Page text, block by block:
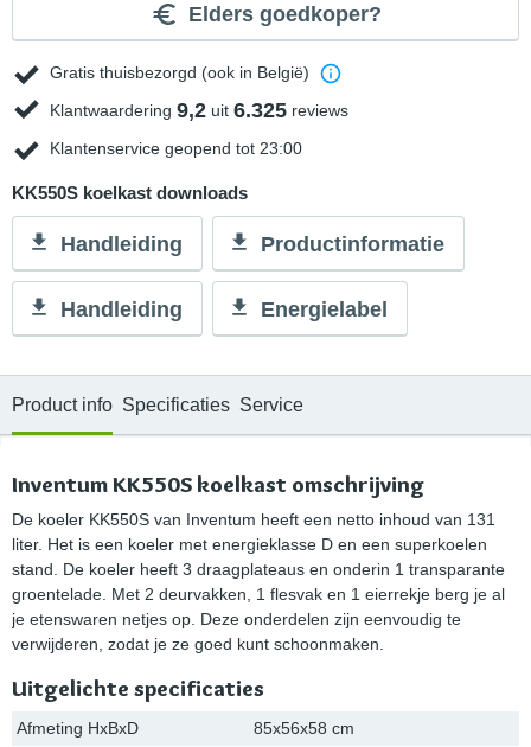
Elders goedkoper?
Gratis thuisbezorgd (ook in België)
Klantwaardering 9,2 uit 6.325 reviews
Klantenservice geopend tot 23:00
KK550S koelkast downloads
Handleiding Productinformatie
Handleiding Energielabel
Product info Specificaties Service
Inventum KK550S koelkast omschrijving
De koeler KK550S van Inventum heeft een netto inhoud van 131
liter. Het is een koeler met energieklasse D en een superkoelen
stand. De koeler heeft 3 draagplateaus en onderin 1 transparante
groentelade. Met 2 deurvakken, 1 flesvak en 1 eierrekje berg je al
je etenswaren netjes op. Deze onderdelen zijn eenvoudig te
verwijderen, zodat je ze goed kunt schoonmaken.
Uitgelichte specificaties
Afmeting HxBxD
85x56x58 cm